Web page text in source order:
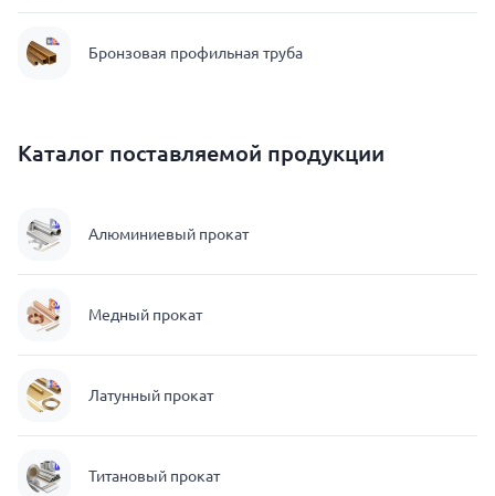
Бронзовая профильная труба
Каталог поставляемой продукции
Алюминиевый прокат
Медный прокат
Латунный прокат
Титановый прокат